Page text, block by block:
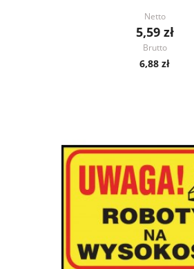
Netto
5,59 zł
Brutto
6,88 zł